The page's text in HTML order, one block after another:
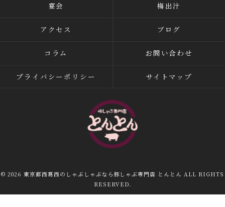
宴会 梅出汁
アクセス ブログ
コラム お問い合わせ
プライバシーポリシー サイトマップ
© 2026 東京都西葛西のしゃぶしゃぶなら豚しゃぶ専門店 とんとん ALL RIGHTS
RESERVED.